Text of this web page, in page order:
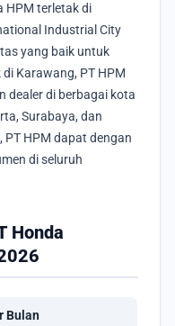
HPM terletak di
Industrial City
yang baik untuk
Karawang, PT HPM
dealer di berbagai kota
Surabaya, dan
PT HPM dapat dengan
di seluruh
Honda
Bulan